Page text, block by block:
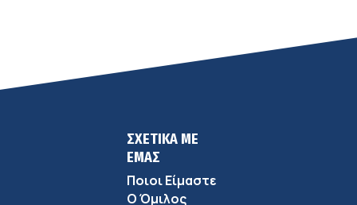
ΣΧΕΤΙΚΑ ΜΕ
ΕΜΑΣ
Ποιοι Είμαστε
Ο Όμιλος